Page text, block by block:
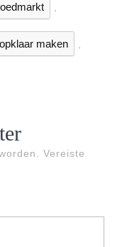
maken
Vereiste